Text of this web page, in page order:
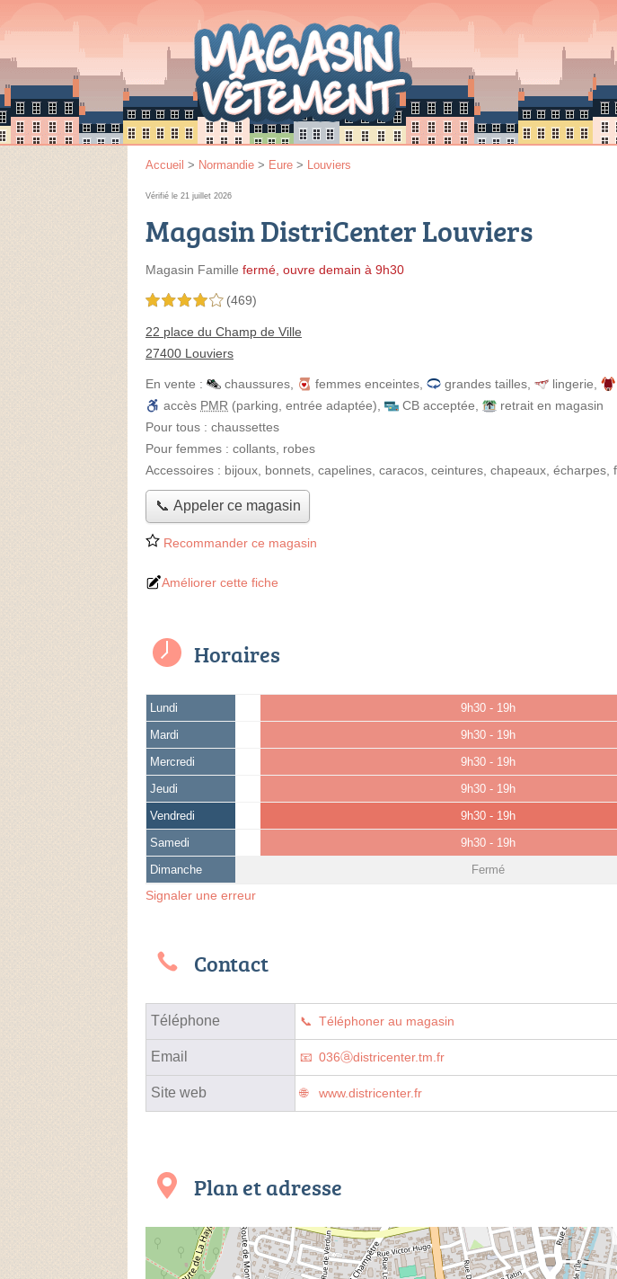
Accueil > Normandie > Eure > Louviers
Vérifié le 21 juillet 2026
Magasin DistriCenter Louviers
Magasin Famille fermé, ouvre demain à 9h30
4,0 étoiles sur 5 (469)
22 place du Champ de Ville
27400 Louviers
En vente : chaussures femmes enceintes grandes tailles lingerie
accès PMR (parking, entrée adaptée) CB acceptée
retrait en magasin
Pour tous : chaussettes
Pour femmes : collants, robes
Accessoires : bijoux, bonnets, capelines, caracos, ceintures, chapeaux, écharpes,
📞 Appeler ce magasin
Recommander ce magasin
Améliorer cette fiche
Horaires
Lundi 9h30 - 19h
Mardi 9h30 - 19h
Mercredi 9h30 - 19h
Jeudi 9h30 - 19h
Vendredi 9h30 - 19h
Samedi 9h30 - 19h
Dimanche Fermé
Signaler une erreur
Contact
Téléphone Téléphoner au magasin
Email 036ⓐdistricenter.tm.fr
Site web www.districenter.fr
Plan et adresse